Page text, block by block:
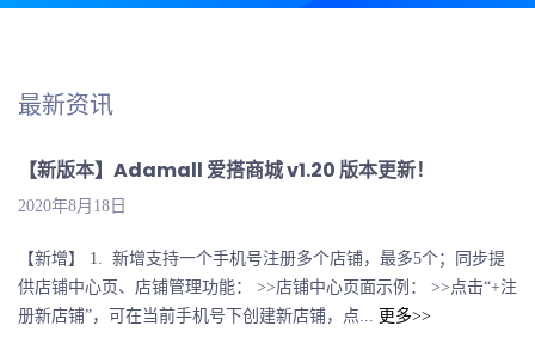
最新资讯
【新版本】Adamall 爱搭商城 v1.20 版本更新！
2020年8月18日
【新增】 1. 新增支持一个手机号注册多个店铺，最多5个；同步提
供店铺中心页、店铺管理功能： >>店铺中心页面示例： >>点击“+注
册新店铺”，可在当前手机号下创建新店铺，点... 更多>>